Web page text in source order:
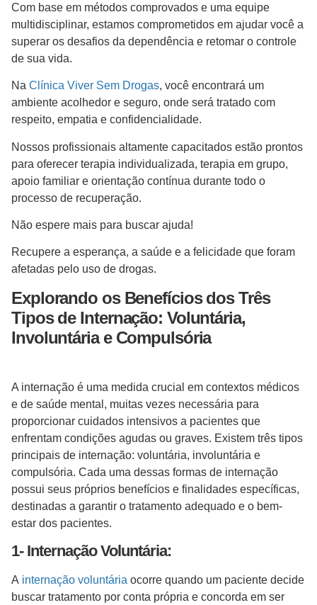
Com base em métodos comprovados e uma equipe
multidisciplinar, estamos comprometidos em ajudar você a
superar os desafios da dependência e retomar o controle
de sua vida.
Na Clínica Viver Sem Drogas, você encontrará um
ambiente acolhedor e seguro, onde será tratado com
respeito, empatia e confidencialidade.
Nossos profissionais altamente capacitados estão prontos
para oferecer terapia individualizada, terapia em grupo,
apoio familiar e orientação contínua durante todo o
processo de recuperação.
Não espere mais para buscar ajuda!
Recupere a esperança, a saúde e a felicidade que foram
afetadas pelo uso de drogas.
Explorando os Benefícios dos Três
Tipos de Internação: Voluntária,
Involuntária e Compulsória
A internação é uma medida crucial em contextos médicos
e de saúde mental, muitas vezes necessária para
proporcionar cuidados intensivos a pacientes que
enfrentam condições agudas ou graves. Existem três tipos
principais de internação: voluntária, involuntária e
compulsória. Cada uma dessas formas de internação
possui seus próprios benefícios e finalidades específicas,
destinadas a garantir o tratamento adequado e o bem-
estar dos pacientes.
1- Internação Voluntária:
A internação voluntária ocorre quando um paciente decide
buscar tratamento por conta própria e concorda em ser